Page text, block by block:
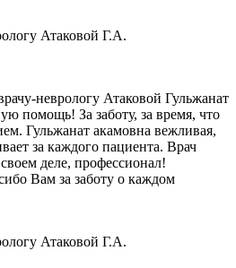
Атаковой Г.А.
неврологу Атаковой Гульжанат
помощь! За заботу, за время, что
Гульжанат акамовна вежливая,
за каждого пациента. Врач
деле, профессионал!
Вам за заботу о каждом
Атаковой Г.А.